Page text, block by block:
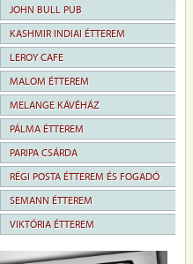
JOHN BULL PUB
KASHMIR INDIAI ÉTTEREM
LEROY CAFE
MALOM ÉTTEREM
MELANGE KÁVÉHÁZ
PÁLMA ÉTTEREM
PARIPA CSÁRDA
RÉGI POSTA ÉTTEREM ÉS FOGADÓ
SEMANN ÉTTEREM
VIKTÓRIA ÉTTEREM